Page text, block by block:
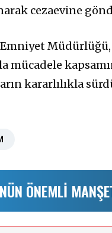
cezaevine
Müdürlüğü,
mücadele
kararlılıkla
ÖNEMLİ